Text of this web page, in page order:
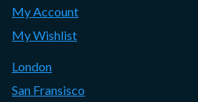
My Account
My Wishlist
London
San Fransisco